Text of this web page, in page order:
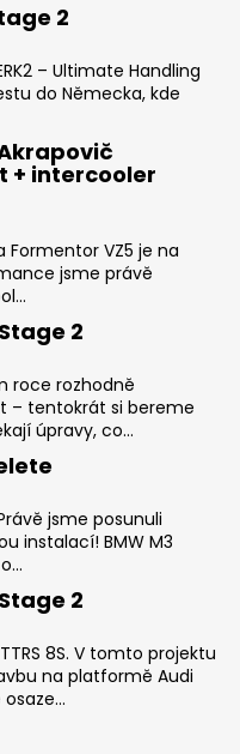
2
– Ultimate Handling
do Německa, kde
+ intercooler
Formentor VZ5 je na
jsme právě
2
roce rozhodně
– tentokrát si bereme
úpravy, co...
jsme posunuli
instalací! BMW M3
2
8S. V tomto projektu
na platformě Audi